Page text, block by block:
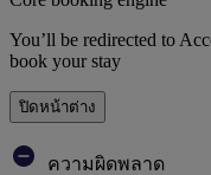
You’ll be redirected to
book your stay
ปิดหน้าต่าง
ความผิดพลาด